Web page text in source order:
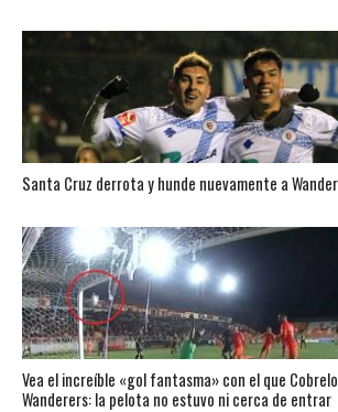
Santa Cruz derrota y hunde nuevamente a
Vea el increíble «gol fantasma» con el que
Wanderers: la pelota no estuvo ni cerca de entrar